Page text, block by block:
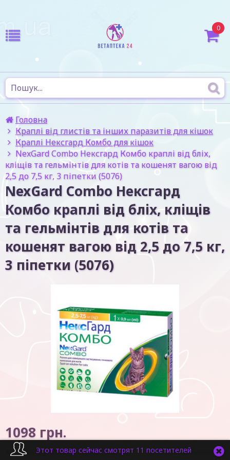
0
Головна
Краплі від глистів та інших паразитів для кішок
Краплі Нексгард Комбо для кішок
NexGard Combo Нексгард Комбо краплі від бліх,
кліщів та гельмінтів для котів та кошенят вагою від
2,5 до 7,5 кг, 3 піпетки (5076)
NexGard Combo Нексгард
Комбо краплі від бліх, кліщів
та гельмінтів для котів та
кошенят вагою від 2,5 до 7,5 кг,
3 піпетки (5076)
1098 грн.
Код товару:5077 В наявності
Этот товар сейчас смотрят 11 посетителей